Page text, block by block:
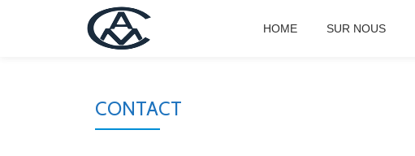
HOME SUR NOUS
CONTACT